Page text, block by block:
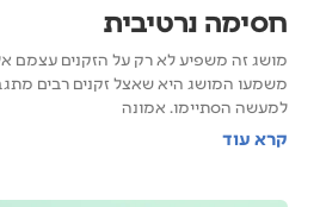
חסימה נרטיבית
מושג זה משפיע לא רק על הזקנים עצמם
משמעו המושג היא שאצל זקנים רבים
למעשה הסתיימו. אמונה
קרא עוד